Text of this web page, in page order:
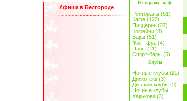
Афиша в Белгороде
Рестораны - кафе
Рестораны (51)
Кафе (122)
Пиццерии (37)
Кофейни (8)
Бары (51)
Фаст-фуд (4)
Пабы (11)
Спорт-бары (5)
Клубы
Ночные клубы (21)
Дискотеки (3)
Детские клубы (3)
Ночные клубы
Харькова (3)